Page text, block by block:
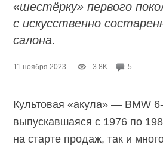
«шестёрку» первого
с искусственно
салона.
11 ноября 2023 3.8K 5
Культовая «акула» — BMW
выпускавшаяся с 1976 по
на старте продаж, так и